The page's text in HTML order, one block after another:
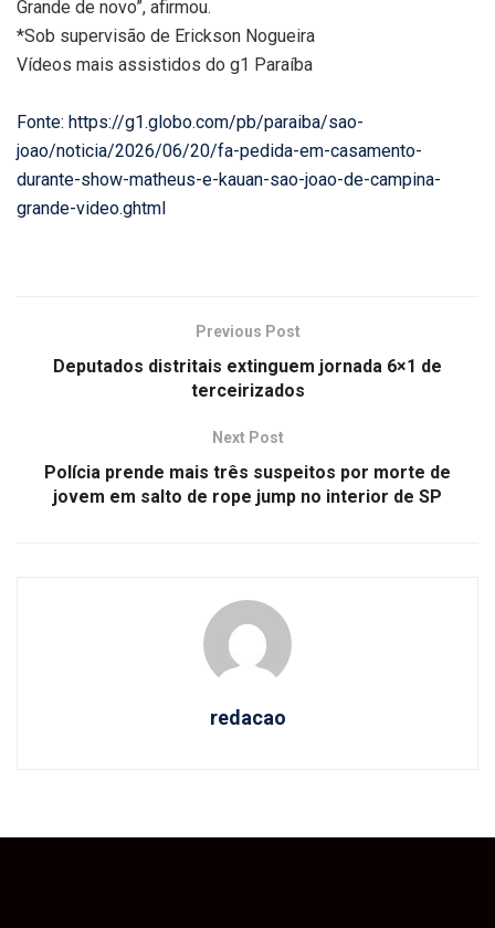
Grande de novo”, afirmou.
*Sob supervisão de Erickson Nogueira
Vídeos mais assistidos do g1 Paraíba
Fonte: https://g1.globo.com/pb/paraiba/sao-
joao/noticia/2026/06/20/fa-pedida-em-casamento-
durante-show-matheus-e-kauan-sao-joao-de-campina-
grande-video.ghtml
Previous Post
Deputados distritais extinguem jornada 6×1 de
terceirizados
Next Post
Polícia prende mais três suspeitos por morte de
jovem em salto de rope jump no interior de SP
redacao